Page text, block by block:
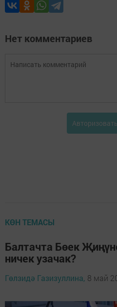
Нет комментариев
КӨН ТЕМАСЫ
Балтачта Бөек
ничек узачак?
Гөлзидә Газизуллина, 8 май